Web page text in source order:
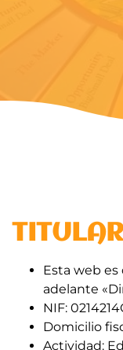
Esta web es
adelante
NIF:
Domicilio
Actividad: